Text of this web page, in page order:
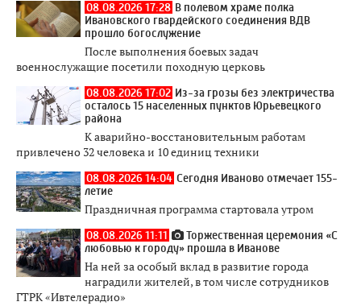
08.08.2026 17:28 В полевом храме полка
Ивановского гвардейского соединения ВДВ
прошло богослужение
После выполнения боевых задач
военнослужащие посетили походную церковь
08.08.2026 17:02 Из-за грозы без электричества
осталось 15 населенных пунктов Юрьевецкого
района
К аварийно-восстановительным работам
привлечено 32 человека и 10 единиц техники
08.08.2026 14:04 Сегодня Иваново отмечает 155-
летие
Праздничная программа стартовала утром
08.08.2026 11:11
Торжественная церемония «С
любовью к городу» прошла в Иванове
На ней за особый вклад в развитие города
наградили жителей, в том числе сотрудников
ГТРК «Ивтелерадио»